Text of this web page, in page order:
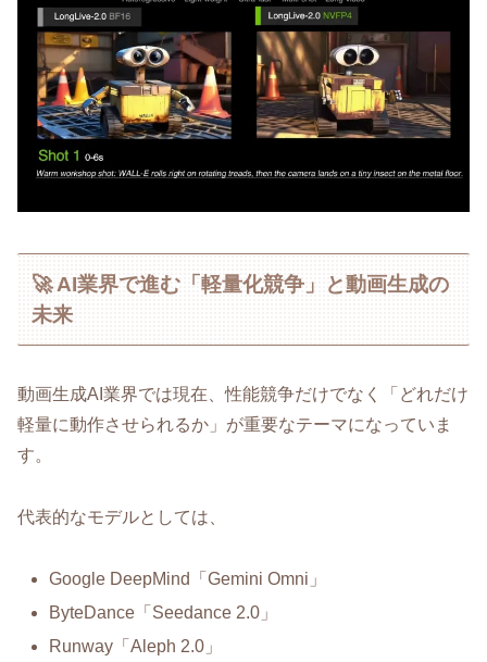
🚀 AI業界で進む「軽量化競争」と動画生成の
未来
動画生成AI業界では現在、性能競争だけでなく「どれだけ
軽量に動作させられるか」が重要なテーマになっていま
す。
代表的なモデルとしては、
Google DeepMind「Gemini Omni」
ByteDance「Seedance 2.0」
Runway「Aleph 2.0」